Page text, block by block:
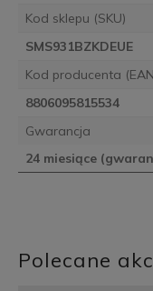
Kod sklepu (SKU)
SMS931BZKDEUE
Kod producenta
8806095815534
Gwarancja
24 miesiące
Polecane